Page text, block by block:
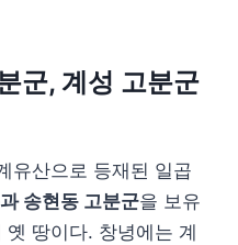
군, 계성 고분군
유산으로 등재된 일곱
송현동 고분군을 보유
땅이다. 창녕에는 계